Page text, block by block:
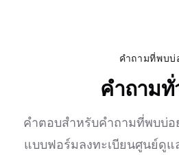
คำถามที่พบบ่
คำถามทั่
คำตอบสำหรับคำถามที่พบบ่อ
แบบฟอร์มลงทะเบียนศูนย์ดูแ